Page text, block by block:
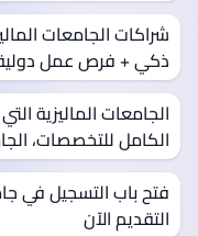
شراكات الجامعات
ذكي + فرص عمل
الجامعات الماليزية
الكامل للتخصصات،
التقديم الآن